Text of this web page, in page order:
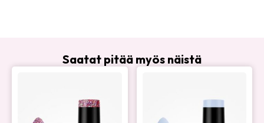
Saatat pitää myös näistä